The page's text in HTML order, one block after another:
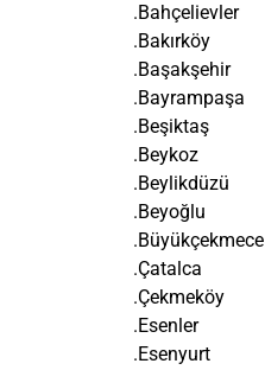
.Bahçelievler
.Bakırköy
.Başakşehir
.Bayrampaşa
.Beşiktaş
.Beykoz
.Beylikdüzü
.Beyoğlu
.Büyükçekmece
.Çatalca
.Çekmeköy
.Esenler
.Esenyurt